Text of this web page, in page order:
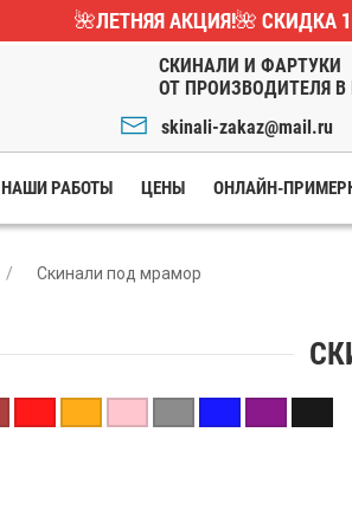
🌺ЛЕТНЯЯ АКЦИЯ!🌺 СКИДКА
СКИНАЛИ И ФАРТУКИ
ОТ ПРОИЗВОДИТЕЛЯ
skinali-zakaz@mail.ru
НАШИ РАБОТЫ ЦЕНЫ ОНЛАЙН-
Скинали под мрамор